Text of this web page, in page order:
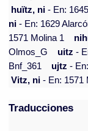
huïtz, ni - En:
ni - En: 1629
1571 Molina 1
Olmos_G
uitz -
Bnf_361
ujtz -
Vitz, ni - En: 1571
Traducciones